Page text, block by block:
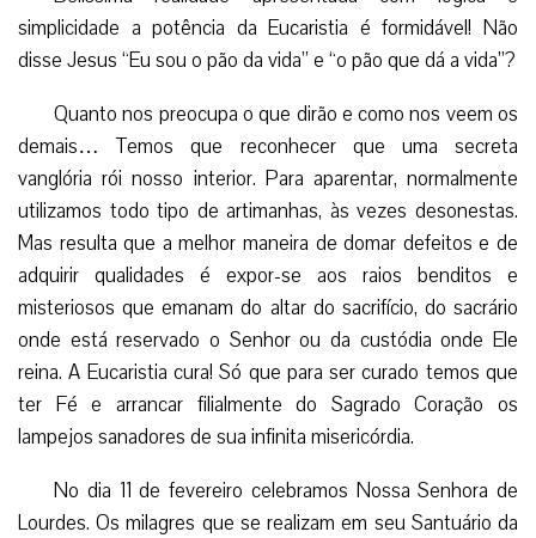
simplicidade a potência da Eucaristia é formidável! Não
disse Jesus “Eu sou o pão da vida” e “o pão que dá a vida”?
Quanto nos preocupa o que dirão e como nos veem os
demais… Temos que reconhecer que uma secreta
vanglória rói nosso interior. Para aparentar, normalmente
utilizamos todo tipo de artimanhas, às vezes desonestas.
Mas resulta que a melhor maneira de domar defeitos e de
adquirir qualidades é expor-se aos raios benditos e
misteriosos que emanam do altar do sacrifício, do sacrário
onde está reservado o Senhor ou da custódia onde Ele
reina. A Eucaristia cura! Só que para ser curado temos que
ter Fé e arrancar filialmente do Sagrado Coração os
lampejos sanadores de sua infinita misericórdia.
No dia 11 de fevereiro celebramos Nossa Senhora de
Lourdes. Os milagres que se realizam em seu Santuário da